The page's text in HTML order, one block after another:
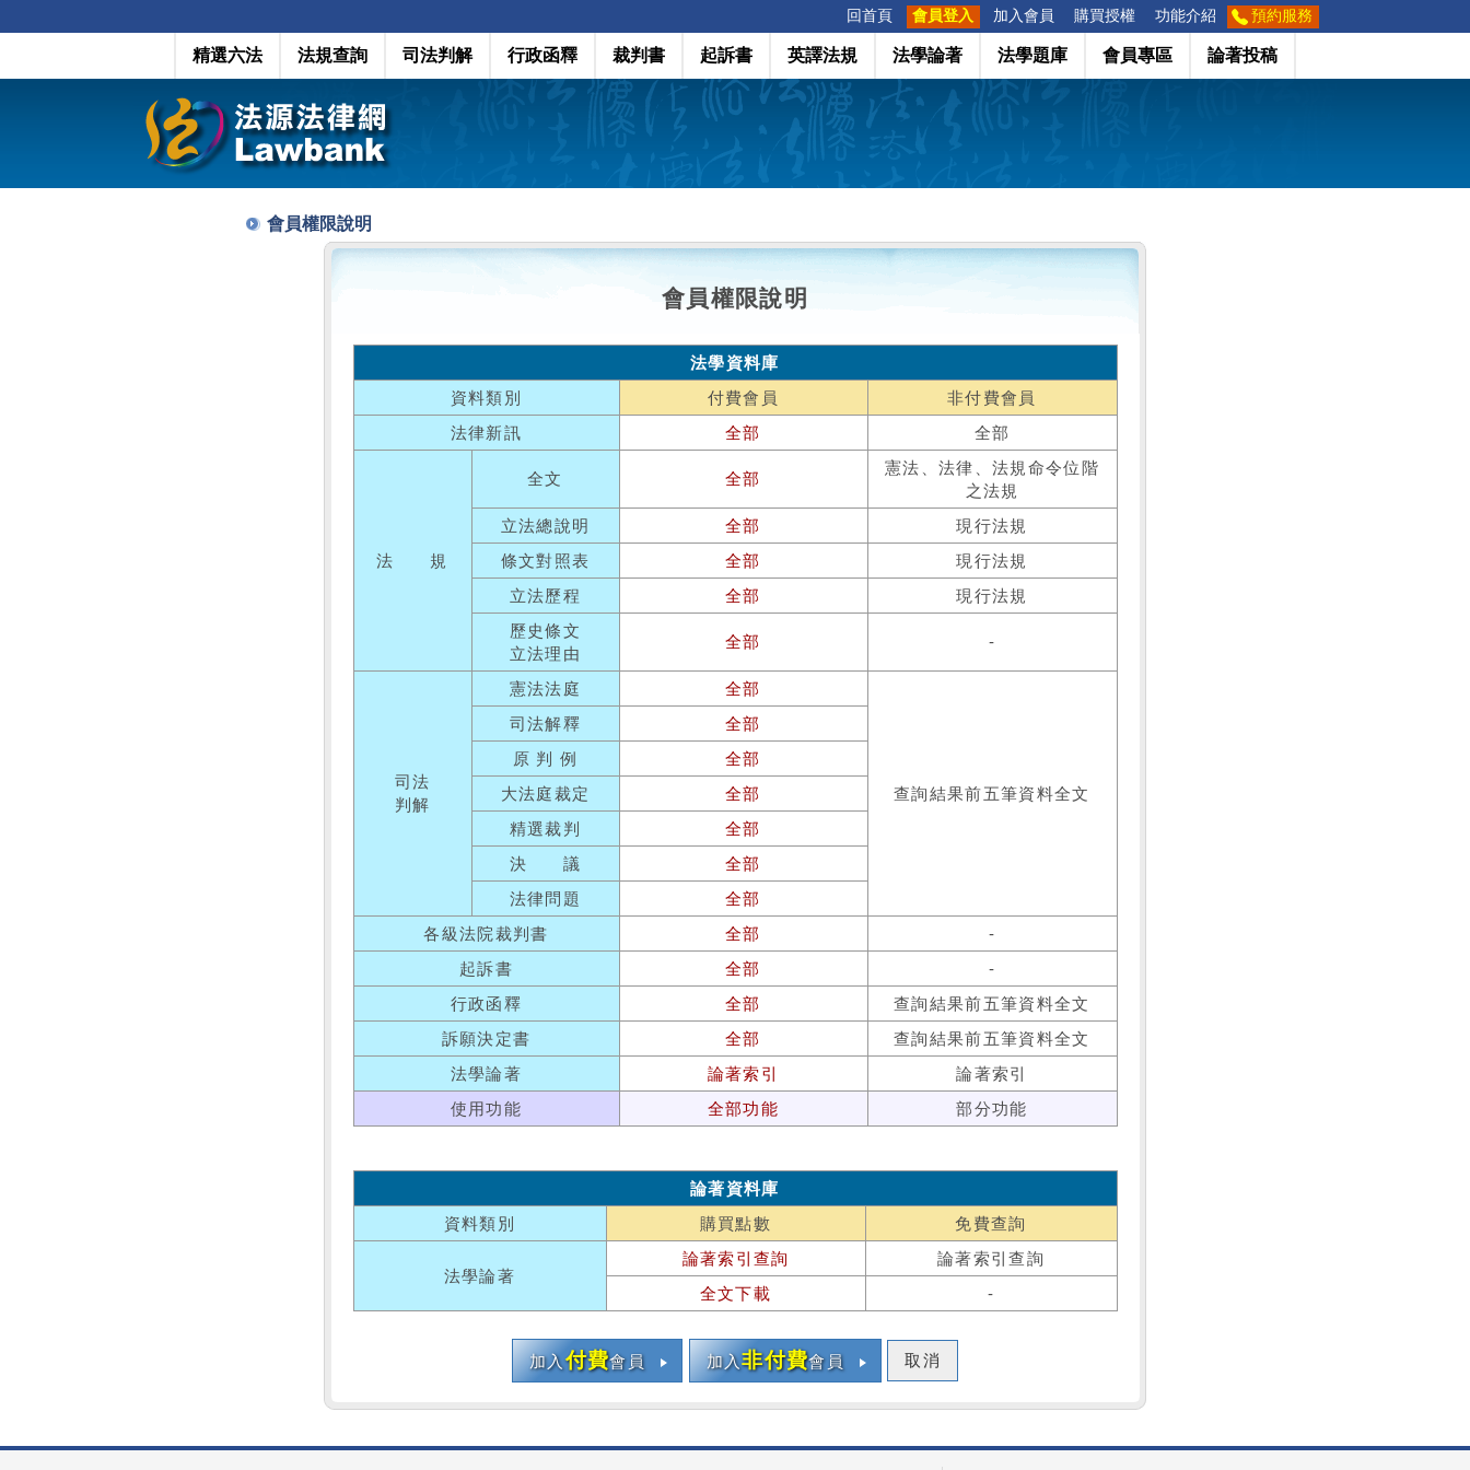
回首頁 會員登入 加入會員 購買授權 功能介紹 預約服務
精選六法 法規查詢 司法判解 行政函釋 裁判書 起訴書 英譯法規 法學論著 法學題庫 會員專區 論著投稿
會員權限說明
會員權限說明
法學資料庫
資料類別
付費會員
非付費會員
法律新訊
全部 全部
法 規
全文 全部
憲法、法律、法規命令位階
之法規
立法總說明
全部
現行法規
條文對照表
全部
現行法規
立法歷程
全部
現行法規
歷史條文
立法理由
全部 -
司法
判解
憲法法庭 全部
查詢結果前五筆資料全文
司法解釋
全部
原 判 例
全部
大法庭裁定
全部
精選裁判
全部
決 議
全部
法律問題
全部
各級法院裁判書
全部
-
起訴書
全部
-
行政函釋
全部
查詢結果前五筆資料全文
訴願決定書
全部
查詢結果前五筆資料全文
法學論著
論著索引
論著索引
使用功能
全部功能 部分功能
論著資料庫
資料類別
購買點數 免費查詢
法學論著
論著索引查詢
論著索引查詢
全文下載
-
加入付費會員 加入非付費會員 取消